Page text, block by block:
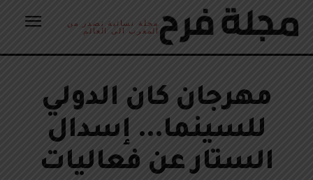
مجلة نسائية تصدر من
المغرب الى العالم
مهرجان كان الدولي
للسينما… إسدال
الستار عن فعاليات